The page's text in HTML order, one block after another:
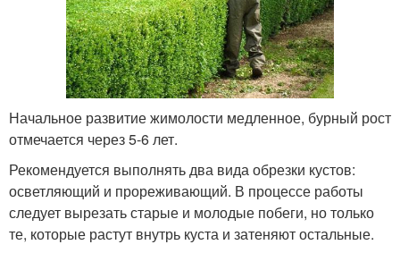
Начальное развитие жимолости медленное, бурный рост
отмечается через 5-6 лет.
Рекомендуется выполнять два вида обрезки кустов:
осветляющий и прореживающий. В процессе работы
следует вырезать старые и молодые побеги, но только
те, которые растут внутрь куста и затеняют остальные.